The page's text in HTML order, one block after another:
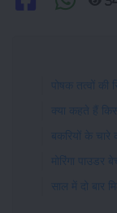
पोषक तत्वों की
क्या कहते हैं
बकरियों के चारे
मोरिंगा पाउडर
साल में दो बार